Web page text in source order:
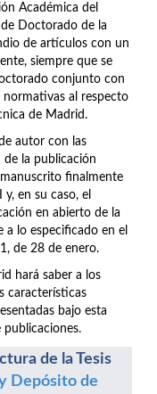
Académica del
Doctorado de la
de artículos con un
siempre que se
conjunto con
normativas al respecto
de Madrid.
autor con las
de la publicación
finalmente
en su caso, el
en abierto de la
a lo especificado en el
de 28 de enero.
hará saber a los
características
bajo esta
de la Tesis
Depósito de